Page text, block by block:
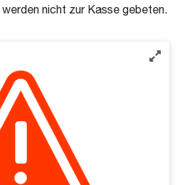
nicht zur Kasse gebeten.